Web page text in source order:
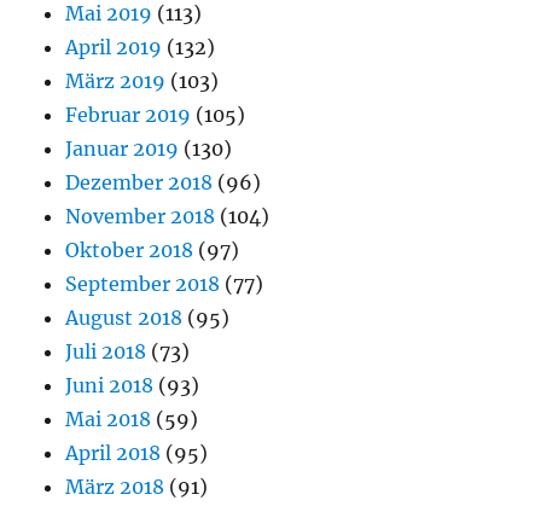
Mai 2019 (113)
April 2019 (132)
März 2019 (103)
Februar 2019 (105)
Januar 2019 (130)
Dezember 2018 (96)
November 2018 (104)
Oktober 2018 (97)
September 2018 (77)
August 2018 (95)
Juli 2018 (73)
Juni 2018 (93)
Mai 2018 (59)
April 2018 (95)
März 2018 (91)